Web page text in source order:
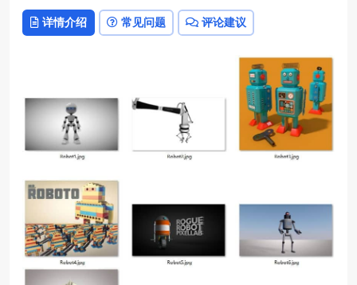
详情介绍 常见问题 评论建议